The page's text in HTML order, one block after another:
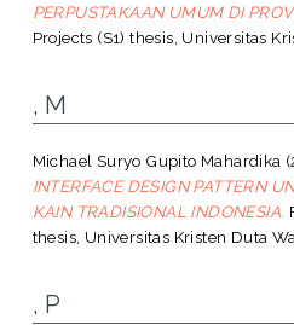
PERPUSTAKAAN UMUM DI
Projects (S1) thesis, Universitas
, M
Michael Suryo Gupito Mahardika
INTERFACE DESIGN PATTERN
KAIN TRADISIONAL INDONESIA.
thesis, Universitas Kristen Duta
, P